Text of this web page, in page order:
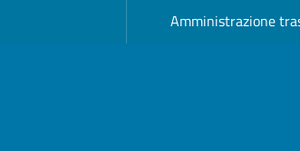
Amministrazione